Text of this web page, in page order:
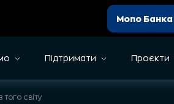
Mono Банка
Підтримати Проєкти
світу